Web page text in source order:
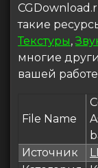
такие
Текстуры,
многие
вашей
File Name
Источник